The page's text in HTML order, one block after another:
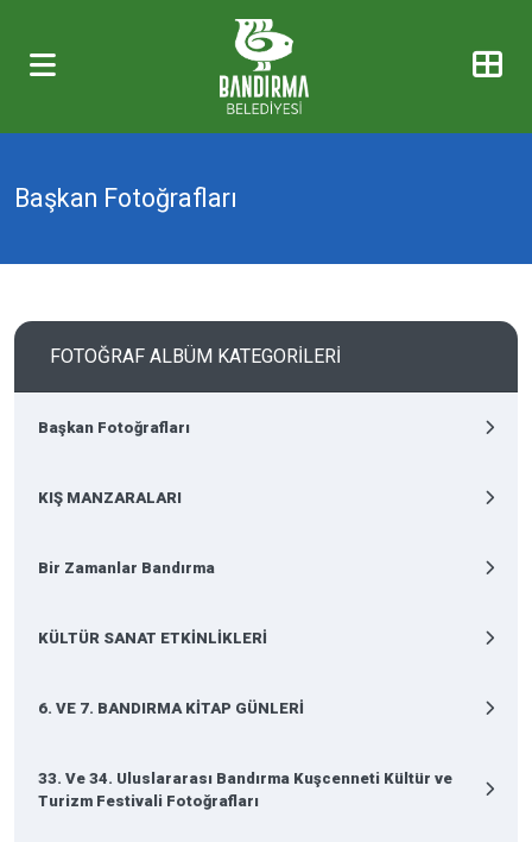
Başkan Fotoğrafları
FOTOĞRAF ALBÜM KATEGORİLERİ
Başkan Fotoğrafları
KIŞ MANZARALARI
Bir Zamanlar Bandırma
KÜLTÜR SANAT ETKİNLİKLERİ
6. VE 7. BANDIRMA KİTAP GÜNLERİ
33. Ve 34. Uluslararası Bandırma Kuşcenneti Kültür ve
Turizm Festivali Fotoğrafları